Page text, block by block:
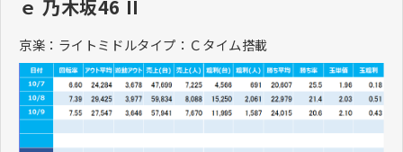
ｅ 乃木坂46 II
京楽：ライトミドルタイプ：Ｃタイム搭載